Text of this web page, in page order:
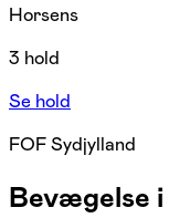
Horsens
3 hold
Se hold
FOF Sydjylland
Bevægelse